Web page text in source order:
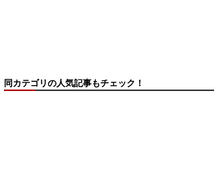
同カテゴリの人気記事もチェック！